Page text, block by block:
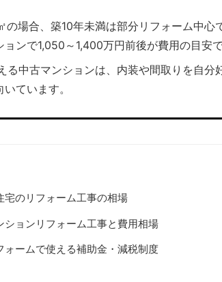
の場合、築10年未満は部分リフォーム中
ョンで1,050～1,400万円前後が費用の目安で
る中古マンションは、内装や間取りを自
ています。
宅のリフォーム工事の相場
ションリフォーム工事と費用相場
ォームで使える補助金・減税制度